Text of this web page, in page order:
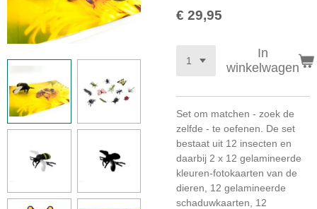
€ 29,95
In
winkelwagen
Set om matchen - zoek de
zelfde - te oefenen. De set
bestaat uit 12 insecten en
daarbij 2 x 12 gelamineerde
kleuren-fotokaarten van de
dieren, 12 gelamineerde
schaduwkaarten, 12